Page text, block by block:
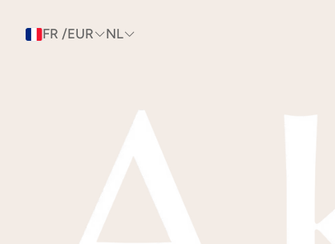
FR /EUR NL